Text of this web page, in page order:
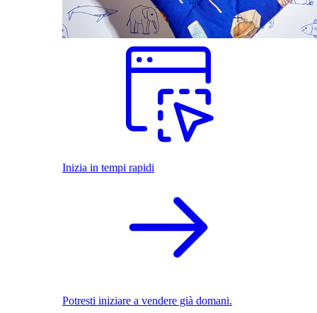
Inizia in tempi rapidi
Potresti iniziare a vendere già domani.